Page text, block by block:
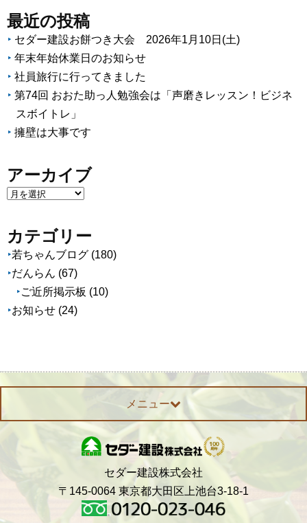
最近の投稿
セダー建設お餅つき大会 2026年1月10日(土)
年末年始休業日のお知らせ
社員旅行に行ってきました
第74回 おおた助っ人勉強会は「声磨きレッスン！ビジネ
スボイトレ」
擁壁は大事です
アーカイブ
ア
カ
イ
ブ
カテゴリー
若ちゃんブログ (180)
だんらん (67)
ご近所掲示板 (10)
お知らせ (24)
メニュー
セダー建設株式会社
〒145-0064 東京都大田区上池台3-18-1